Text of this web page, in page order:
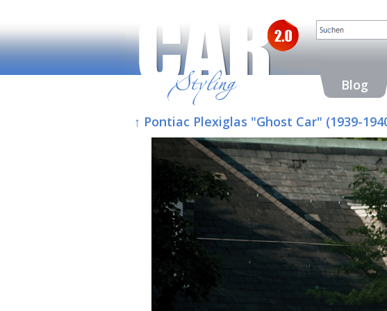
Blog
↑ Pontiac Plexiglas "Ghost Car" (1939-